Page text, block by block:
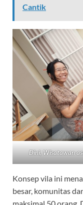
Cantik
Dini, Wisatawan
Konsep vila ini
besar, komunitas